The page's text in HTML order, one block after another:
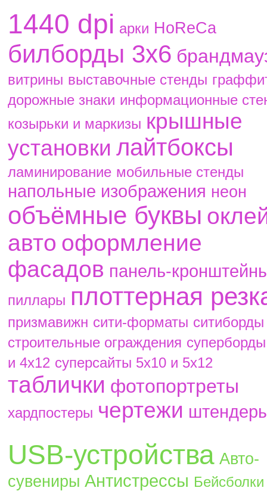
1440 dpi aрки HoReCa
билборды 3х6
витрины выставочные стенды
дорожные знаки информационные
козырьки и маркизы крышные
установки лайтбоксы
ламинирование мобильные стенды
напольные изображения неон
объёмные буквы
авто оформление
фасадов панель-
пиллары плоттерная
призмавижн сити-форматы ситиборды
строительные ограждения
и 4х12 суперсайты 5х10 и 5х12
таблички фотопортреты
хардпостеры чертежи
USB-устройства Авто-
сувениры Антистрессы Бейсболки